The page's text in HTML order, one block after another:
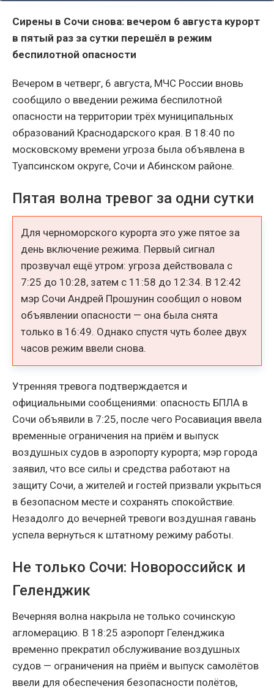
Сирены в Сочи снова: вечером 6 августа курорт
в пятый раз за сутки перешёл в режим
беспилотной опасности
Вечером в четверг, 6 августа, МЧС России вновь
сообщило о введении режима беспилотной
опасности на территории трёх муниципальных
образований Краснодарского края. В 18:40 по
московскому времени угроза была объявлена в
Туапсинском округе, Сочи и Абинском районе.
Пятая волна тревог за одни сутки
Для черноморского курорта это уже пятое за
день включение режима. Первый сигнал
прозвучал ещё утром: угроза действовала с
7:25 до 10:28, затем с 11:58 до 12:34. В 12:42
мэр Сочи Андрей Прошунин сообщил о новом
объявлении опасности — она была снята
только в 16:49. Однако спустя чуть более двух
часов режим ввели снова.
Утренняя тревога подтверждается и
официальными сообщениями: опасность БПЛА в
Сочи объявили в 7:25, после чего Росавиация ввела
временные ограничения на приём и выпуск
воздушных судов в аэропорту курорта; мэр города
заявил, что все силы и средства работают на
защиту Сочи, а жителей и гостей призвали укрыться
в безопасном месте и сохранять спокойствие.
Незадолго до вечерней тревоги воздушная гавань
успела вернуться к штатному режиму работы.
Не только Сочи: Новороссийск и
Геленджик
Вечерняя волна накрыла не только сочинскую
агломерацию. В 18:25 аэропорт Геленджика
временно прекратил обслуживание воздушных
судов — ограничения на приём и выпуск самолётов
ввели для обеспечения безопасности полётов,